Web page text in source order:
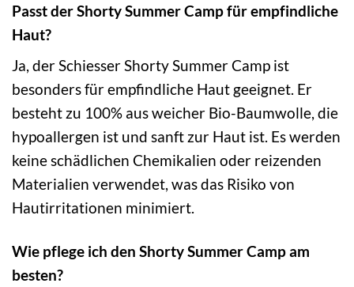
Passt der Shorty Summer Camp für empfindliche
Haut?
Ja, der Schiesser Shorty Summer Camp ist
besonders für empfindliche Haut geeignet. Er
besteht zu 100% aus weicher Bio-Baumwolle, die
hypoallergen ist und sanft zur Haut ist. Es werden
keine schädlichen Chemikalien oder reizenden
Materialien verwendet, was das Risiko von
Hautirritationen minimiert.
Wie pflege ich den Shorty Summer Camp am
besten?